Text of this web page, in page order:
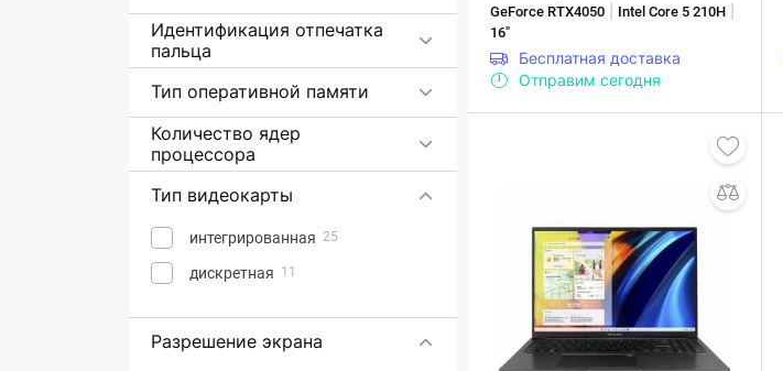
Идентификация отпечатка
пальца
Тип оперативной памяти
Количество ядер
процессора
Тип видеокарты
интегрированная 25
дискретная 11
Разрешение экрана
GeForce RTX4050
Intel Core 5 210H
16"
Бесплатная доставка
Отправим сегодня